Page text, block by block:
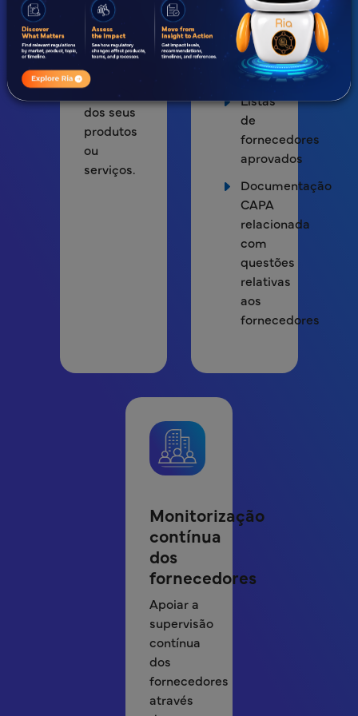
fornecedores
de
acordo
com a
importância
dos seus
produtos
ou
serviços.
fornecedores
Relatórios
de
auditoria
Listas
de
fornecedores
aprovados
Documentação
CAPA
relacionada
com
questões
relativas
aos
fornecedores
Monitorização
contínua
dos
fornecedores
Apoiar a
supervisão
contínua
dos
fornecedores
através